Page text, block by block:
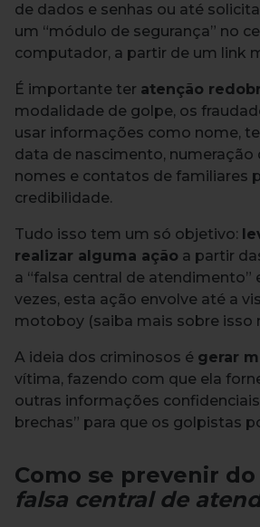
de dados e senhas ou até
um “módulo de segurança” no
computador, a partir de um link
É importante ter atenção
modalidade de golpe, os
usar informações como nome,
data de nascimento, numeração
nomes e contatos de familiares
credibilidade.
Tudo isso tem um só objetivo:
realizar alguma ação a partir
a “falsa central de atendimento”
vezes, esta ação envolve até a
motoboy (saiba mais sobre isso
A ideia dos criminosos é gerar
vítima, fazendo com que ela
outras informações confidenciais
brechas” para que os golpistas
Como se prevenir do
falsa central de